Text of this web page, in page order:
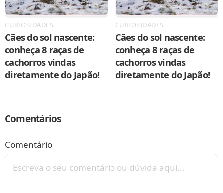
CURIOSIDADES
Cães do sol nascente:
conheça 8 raças de
cachorros vindas
diretamente do Japão!
CURIOSIDADES
Cães do sol nascente:
conheça 8 raças de
cachorros vindas
diretamente do Japão!
Comentários
Comentário